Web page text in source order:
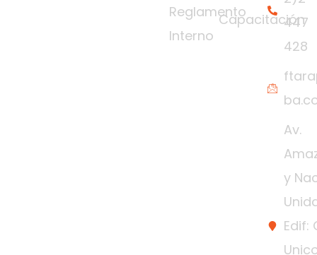
Reglamento
Interno
Capacitación
447
428
Av.
y
Edif: